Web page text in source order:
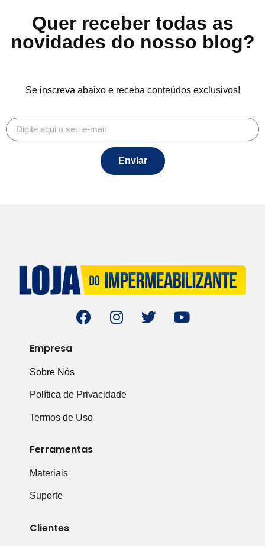
Quer receber todas as
novidades do nosso blog?
Se inscreva abaixo e receba conteúdos exclusivos!
Enviar
Empresa
Sobre Nós
Política de Privacidade
Termos de Uso
Ferramentas
Materiais
Suporte
Clientes